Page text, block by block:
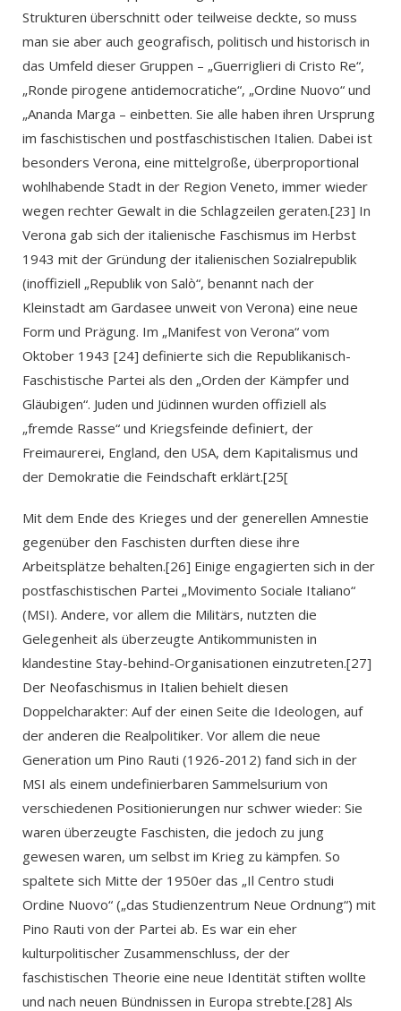
Strukturen überschnitt oder teilweise deckte, so muss
man sie aber auch geografisch, politisch und historisch in
das Umfeld dieser Gruppen – ­„Guerriglieri di Cristo Re“,
„Ronde pirogene antidemocratiche“, „Ordine Nuovo“ und
„Ananda Marga – einbetten. Sie alle haben ihren Ursprung
im faschistischen und postfaschistischen Italien. Dabei ist
besonders Verona, eine mittelgroße, überproportional
wohlhabende Stadt in der Region Veneto, immer wieder
wegen rechter Gewalt in die Schlagzeilen geraten.[23] In
Verona gab sich der italienische Faschismus im Herbst
1943 mit der Gründung der italienischen Sozialrepublik
(inoffiziell „Republik von Salò“, benannt nach der
Kleinstadt am Gardasee unweit von Verona) eine neue
Form und Prägung. Im „Manifest von Verona“ vom
Oktober 1943 [24] definierte sich die Republikanisch-
Faschistische Partei als den „Orden der Kämpfer und
Gläubigen“. Juden und Jüdinnen wurden offiziell als
„fremde Rasse“ und Kriegsfeinde definiert, der
Freimaurerei, England, den USA, dem Kapitalismus und
der Demokratie die Feindschaft erklärt.[25[
Mit dem Ende des Krieges und der generellen Amnestie
gegenüber den Faschisten durften diese ihre
Arbeitsplätze behalten.[26] Einige engagierten sich in der
postfaschistischen Partei „Movimento Sociale Italiano“
(MSI). Andere, vor allem die Militärs, nutzten die
Gelegenheit als überzeugte Antikommunisten in
klandestine Stay-behind-Organisationen einzutreten.[27]
Der Neofaschismus in Italien behielt diesen
Doppelcharakter: Auf der einen Seite die Ideologen, auf
der anderen die Realpolitiker. Vor allem die neue
Generation um Pino Rauti (1926-2012) fand sich in der
MSI als einem undefinierbaren Sammelsurium von
verschiedenen Positionierungen nur schwer wieder: Sie
waren überzeugte Faschisten, die jedoch zu jung
gewesen waren, um selbst im Krieg zu kämpfen. So
spaltete sich Mitte der 1950er das „Il Centro studi
Ordine Nuovo“ („das Studienzentrum Neue Ordnung“) mit
Pino Rauti von der Partei ab. Es war ein eher
kulturpolitischer Zusammenschluss, der der
faschistischen Theorie eine neue Identität stiften wollte
und nach neuen Bündnissen in Europa strebte.[28] Als